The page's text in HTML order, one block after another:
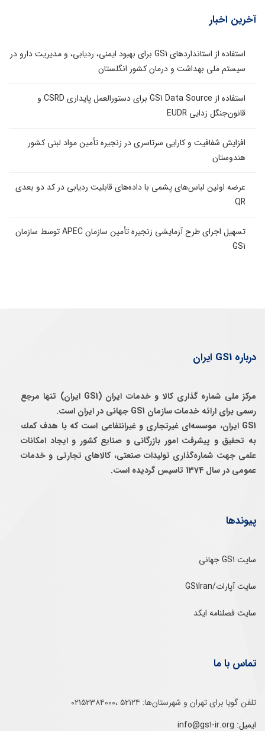
آخرین اخبار
استفاده از استانداردهای GS1 برای بهبود ایمنی، ردیابی، و مدیریت دارو در
سیستم ملی بهداشت و درمان کشور انگلستان
استفاده از GS1 Data Source برای دستورالعمل پایداری CSRD و
قانون‌جنگل زدایی EUDR
افزایش شفافیت و کارایی سرتاسری در زنجیره تأمین مواد لبنی کشور
هندوستان
عرضه اولین لباس‌های پشمی با داده‌های قابلیت ردیابی در کد دو بعدی
QR
تسهیل اجرای طرح آزمایشی زنجیره تأمین سازمان APEC توسط سازمان
GS1
درباره GS1 ایران
مرکز ملی شماره گذاری کالا و خدمات ایران (GS1 ایران) تنها مرجع
رسمی برای ارائه خدمات سازمان GS1 جهانی در ایران است.
GS1 ایران، موسسه‌ای غيرتجاری و غيرانتفاعی است كه با هدف كمك
به تحقيق و پيشرفت امور بازرگانی و صنايع كشور و ايجاد امكانات
علمی جهت شماره‌گذاری توليدات صنعتی، كالاهای تجارتی و خدمات
عمومی در سال 1374 تاسيس گرديده است.
پیوندها
سایت GS1 جهانی
سایت آپارات/GS1Iran
سایت فصلنامه ایکد
تماس با ما
تلفن‌ گویا برای‌ تهران‌‌ و‌ شهرستان‌ها:‌ ۵۲۱۲۴ ،۰۲۱۵۲۳۸۴۰۰۰
ایمیل: info@gs1-ir.org